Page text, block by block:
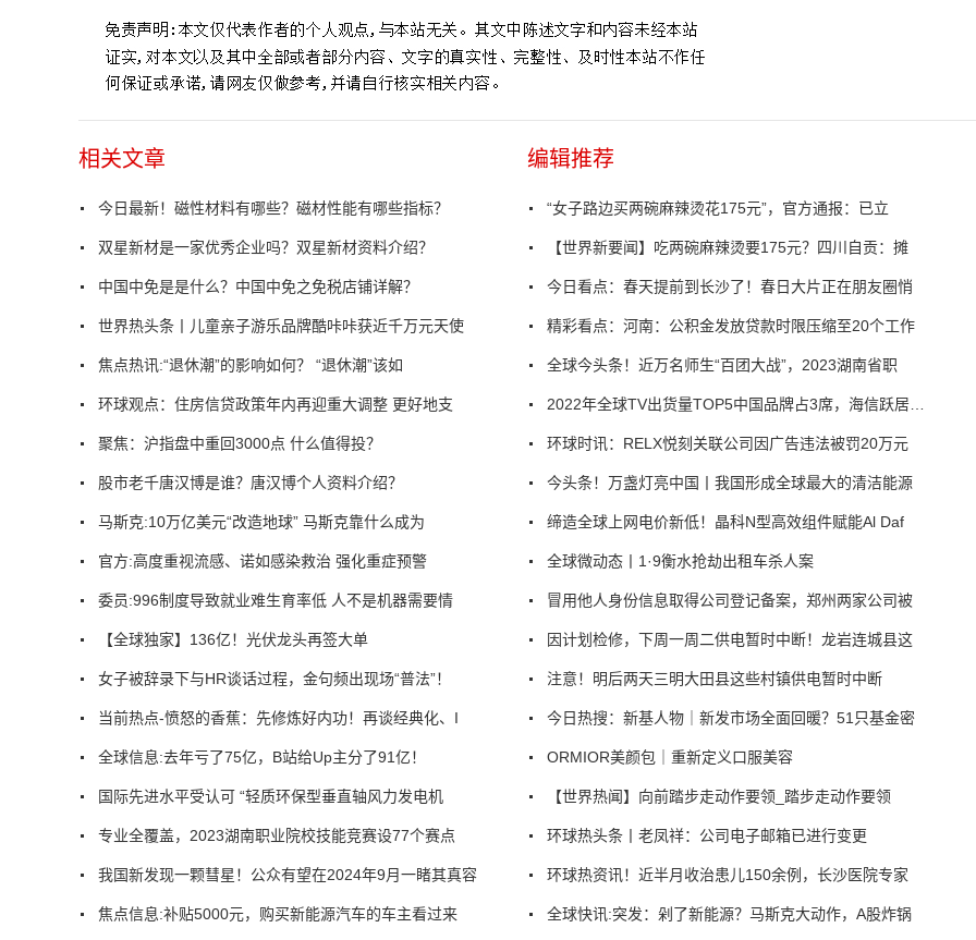
相关文章
今日最新！磁性材料有哪些？磁材性能有哪些指标？
双星新材是一家优秀企业吗？双星新材资料介绍？
中国中免是是什么？中国中免之免税店铺详解？
世界热头条丨儿童亲子游乐品牌酷咔咔获近千万元天使
焦点热讯:“退休潮”的影响如何？ “退休潮”该如
环球观点：住房信贷政策年内再迎重大调整 更好地支
聚焦：沪指盘中重回3000点 什么值得投？
股市老千唐汉博是谁？唐汉博个人资料介绍？
马斯克:10万亿美元“改造地球” 马斯克靠什么成为
官方:高度重视流感、诺如感染救治 强化重症预警
委员:996制度导致就业难生育率低 人不是机器需要情
【全球独家】136亿！光伏龙头再签大单
女子被辞录下与HR谈话过程，金句频出现场“普法”！
当前热点-愤怒的香蕉：先修炼好内功！再谈经典化、I
全球信息:去年亏了75亿，B站给Up主分了91亿！
国际先进水平受认可 “轻质环保型垂直轴风力发电机
专业全覆盖，2023湖南职业院校技能竞赛设77个赛点
我国新发现一颗彗星！公众有望在2024年9月一睹其真容
焦点信息:补贴5000元，购买新能源汽车的车主看过来
编辑推荐
“女子路边买两碗麻辣烫花175元”，官方通报：已立
【世界新要闻】吃两碗麻辣烫要175元？四川自贡：摊
今日看点：春天提前到长沙了！春日大片正在朋友圈悄
精彩看点：河南：公积金发放贷款时限压缩至20个工作
全球今头条！近万名师生“百团大战”，2023湖南省职
2022年全球TV出货量TOP5中国品牌占3席，海信跃居第二
环球时讯：RELX悦刻关联公司因广告违法被罚20万元
今头条！万盏灯亮中国丨我国形成全球最大的清洁能源
缔造全球上网电价新低！晶科N型高效组件赋能Al Daf
全球微动态丨1·9衡水抢劫出租车杀人案
冒用他人身份信息取得公司登记备案，郑州两家公司被
因计划检修，下周一周二供电暂时中断！龙岩连城县这
注意！明后两天三明大田县这些村镇供电暂时中断
今日热搜：新基人物｜新发市场全面回暖？51只基金密
ORMIOR美颜包｜重新定义口服美容
【世界热闻】向前踏步走动作要领_踏步走动作要领
环球热头条丨老凤祥：公司电子邮箱已进行变更
环球热资讯！近半月收治患儿150余例，长沙医院专家
全球快讯:突发：剁了新能源？马斯克大动作，A股炸锅